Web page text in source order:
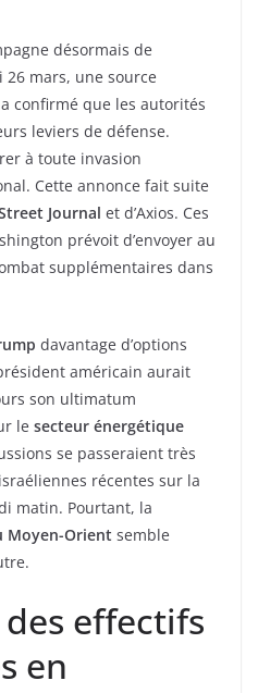
désormais de
mars, une source
confirmé que les autorités
leviers de défense.
à toute invasion
Cette annonce fait suite
Journal et d’Axios. Ces
prévoit d’envoyer au
supplémentaires dans
davantage d’options
américain aurait
son ultimatum
le secteur énergétique
se passeraient très
récentes sur la
matin. Pourtant, la
Moyen-Orient semble
effectifs
en